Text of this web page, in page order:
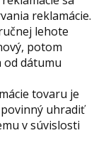
reklamácie.
lehote
potom
od dátumu
tovaru je
uhradiť
v súvislosti